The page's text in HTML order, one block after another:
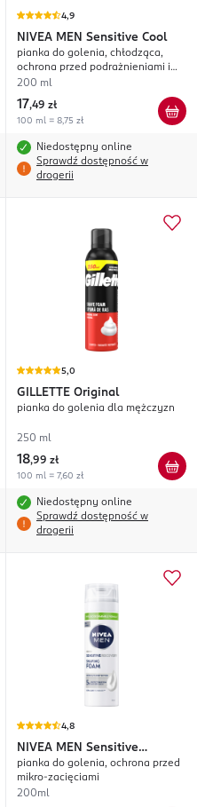
4,9
NIVEA MEN Sensitive Cool
pianka do golenia, chłodząca,
ochrona przed podrażnieniami i
uczucie świeżości
200 ml
17,49 zł
100 ml = 8,75 zł
Niedostępny online
Sprawdź dostępność w
drogerii
5,0
GILLETTE Original
pianka do golenia dla mężczyzn
250 ml
18,99 zł
100 ml = 7,60 zł
Niedostępny online
Sprawdź dostępność w
drogerii
4,8
NIVEA MEN Sensitive
Recovery
pianka do golenia, ochrona przed
mikro-zacięciami
200ml